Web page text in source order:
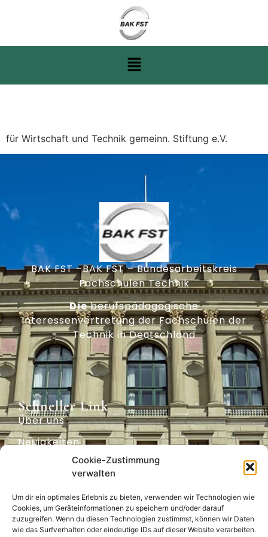
Cookie-Zustimmung
verwalten
Um dir ein optimales Erlebnis zu bieten, verwenden wir Technologien wie
Cookies, um Geräteinformationen zu speichern und/oder darauf
zuzugreifen. Wenn du diesen Technologien zustimmst, können wir Daten
wie das Surfverhalten oder eindeutige IDs auf dieser Website verarbeiten.
für Wirtschaft und Technik gemeinn. Stiftung e.V.
BAK FST –BAK FST – Bundesarbeitskreis
Fachschulen Technik
Dieberufspädagogische
Interessenvertretung der Fachschulen der
Technik in Deutschland
Schneller Link
Über uns
Neuigkeiten
Technische Akademien
Mitglieder & Partner